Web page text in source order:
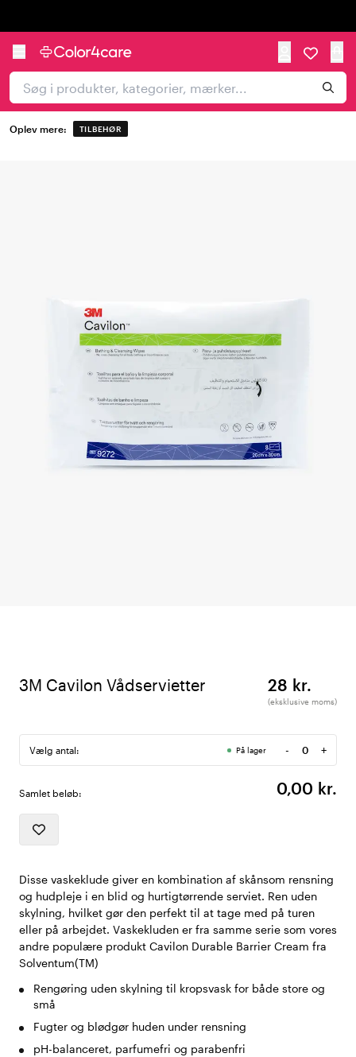
Oplev mere: TILBEHØR
3M Cavilon Vådservietter 28 kr.
(eksklusive moms)
Vælg antal: På lager -
Antal
+
Samlet beløb: 0,00 kr.
Disse vaskeklude giver en kombination af skånsom rensning
og hudpleje i en blid og hurtigtørrende serviet. Ren uden
skylning, hvilket gør den perfekt til at tage med på turen
eller på arbejdet. Vaskekluden er fra samme serie som vores
andre populære produkt Cavilon Durable Barrier Cream fra
Solventum(TM)
Rengøring uden skylning til kropsvask for både store og
små
Fugter og blødgør huden under rensning
pH-balanceret, parfumefri og parabenfri